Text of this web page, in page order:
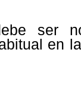
ser
en